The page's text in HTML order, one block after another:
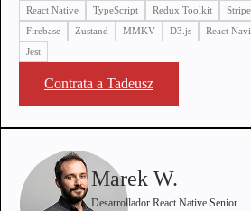
React Native TypeScript Redux Toolkit
Firebase
Zustand MMKV D3.js
React
Jest
Contrata a Tadeusz
Marek W.
Desarrollador React Native Senior